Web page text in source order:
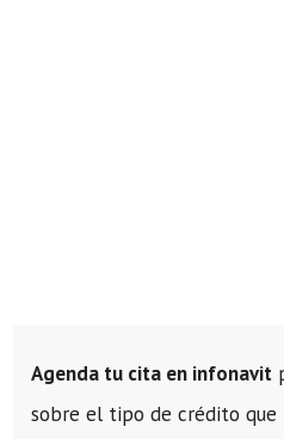
Agenda tu cita en infonavit
sobre el tipo de crédito que